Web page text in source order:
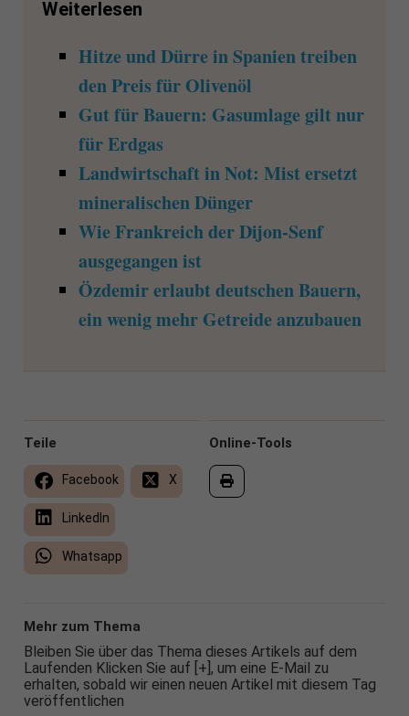
Weiterlesen
Hitze und Dürre in Spanien treiben
den Preis für Olivenöl
Gut für Bauern: Gasumlage gilt nur
für Erdgas
Landwirtschaft in Not: Mist ersetzt
mineralischen Dünger
Wie Frankreich der Dijon-Senf
ausgegangen ist
Özdemir erlaubt deutschen Bauern,
ein wenig mehr Getreide anzubauen
Online-Tools
Teile
Facebook X
LinkedIn
Whatsapp
Mehr zum Thema
Bleiben Sie über das Thema dieses Artikels auf dem
Laufenden Klicken Sie auf [+], um eine E-Mail zu
erhalten, sobald wir einen neuen Artikel mit diesem Tag
veröffentlichen